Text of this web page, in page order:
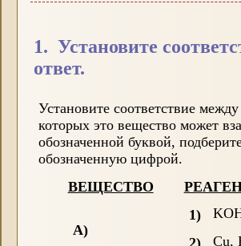
1. Установите
ответ.
Установите соответствие
которых это вещество может
обозначенной буквой,
обозначенную цифрой.
ВЕЩЕСТВО
А)
1)
2) Cu,